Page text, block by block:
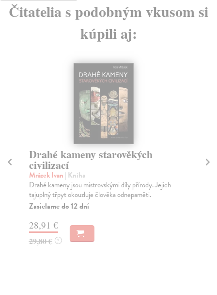
Čitatelia s podobným vkusom si
kúpili aj:
Drahé kameny starověkých
civilizací
Mrázek Ivan | Kniha
Drahé kameny jsou mistrovskými díly přírody. Jejich
tajuplný třpyt okouzluje člověka odnepaměti.
Zasielame do 12 dní
28,91 €
29,80 € ?